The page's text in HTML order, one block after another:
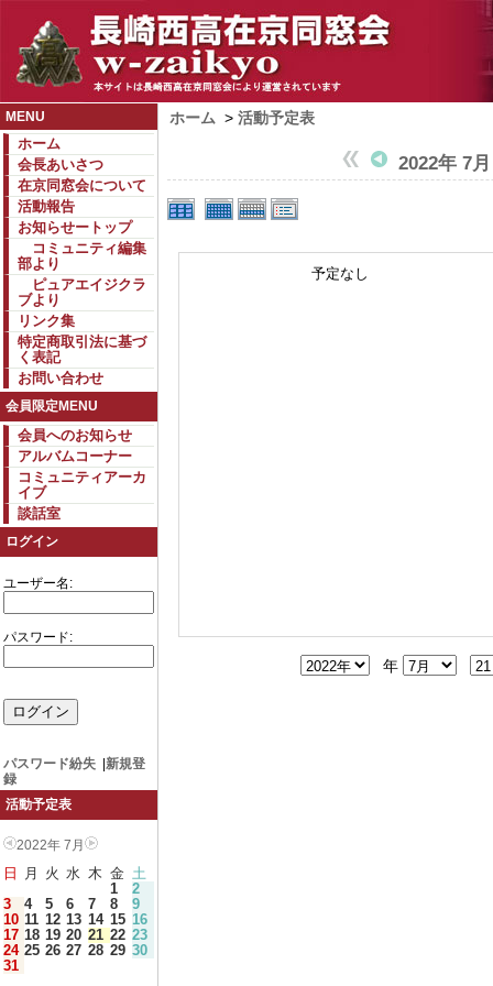
MENU
ホーム
会長あいさつ
在京同窓会について
活動報告
お知らせートップ
コミュニティ編集
部より
ピュアエイジクラ
ブより
リンク集
特定商取引法に基づ
く表記
お問い合わせ
会員限定MENU
会員へのお知らせ
アルバムコーナー
コミュニティアーカ
イブ
談話室
ログイン
ユーザー名:
パスワード:
パスワード紛失
新規登
録
活動予定表
2022年 7月
日 月 火 水 木 金 土
1
2
3
4 5 6 7 8
9
10 11 12 13 14 15 16
17 18 19 20 21 22 23
24 25 26 27 28 29 30
31
ホーム > 活動予定表
2022年 7
予定なし
年